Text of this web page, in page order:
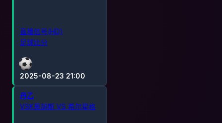
2025-08-23 21:00
直播信号(HD)
足球比分
丹乙
VSK奥胡斯 VS 希尔星格